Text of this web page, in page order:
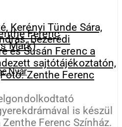
Nyár
is készül
Ferenc Színház.